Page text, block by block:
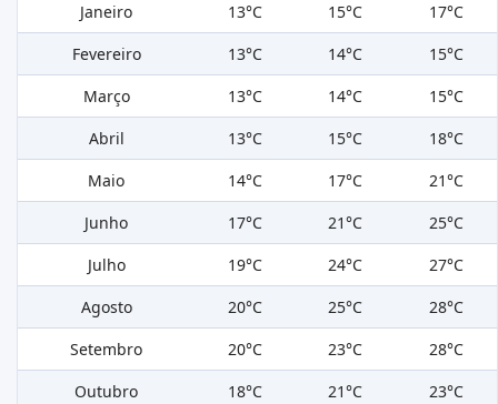
Janeiro
13°C 15°C
17°C
Fevereiro
13°C 14°C
15°C
Março
13°C 14°C
15°C
Abril
13°C 15°C
18°C
Maio
14°C 17°C
21°C
Junho
17°C 21°C
25°C
Julho
19°C 24°C
27°C
Agosto
20°C 25°C
28°C
Setembro
20°C 23°C
28°C
Outubro
18°C 21°C
23°C